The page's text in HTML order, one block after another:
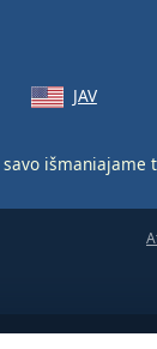
JAV
savo išmaniajame